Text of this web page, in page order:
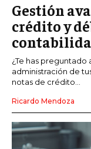
Gestión
crédito y
¿Te has preguntado
administración de
notas de crédito...
Ricardo Mendoza